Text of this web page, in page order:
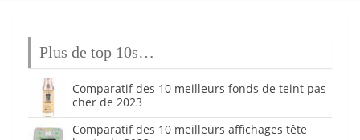
Plus de top 10s…
Comparatif des 10 meilleurs fonds de teint pas
cher de 2023
Comparatif des 10 meilleurs affichages tête